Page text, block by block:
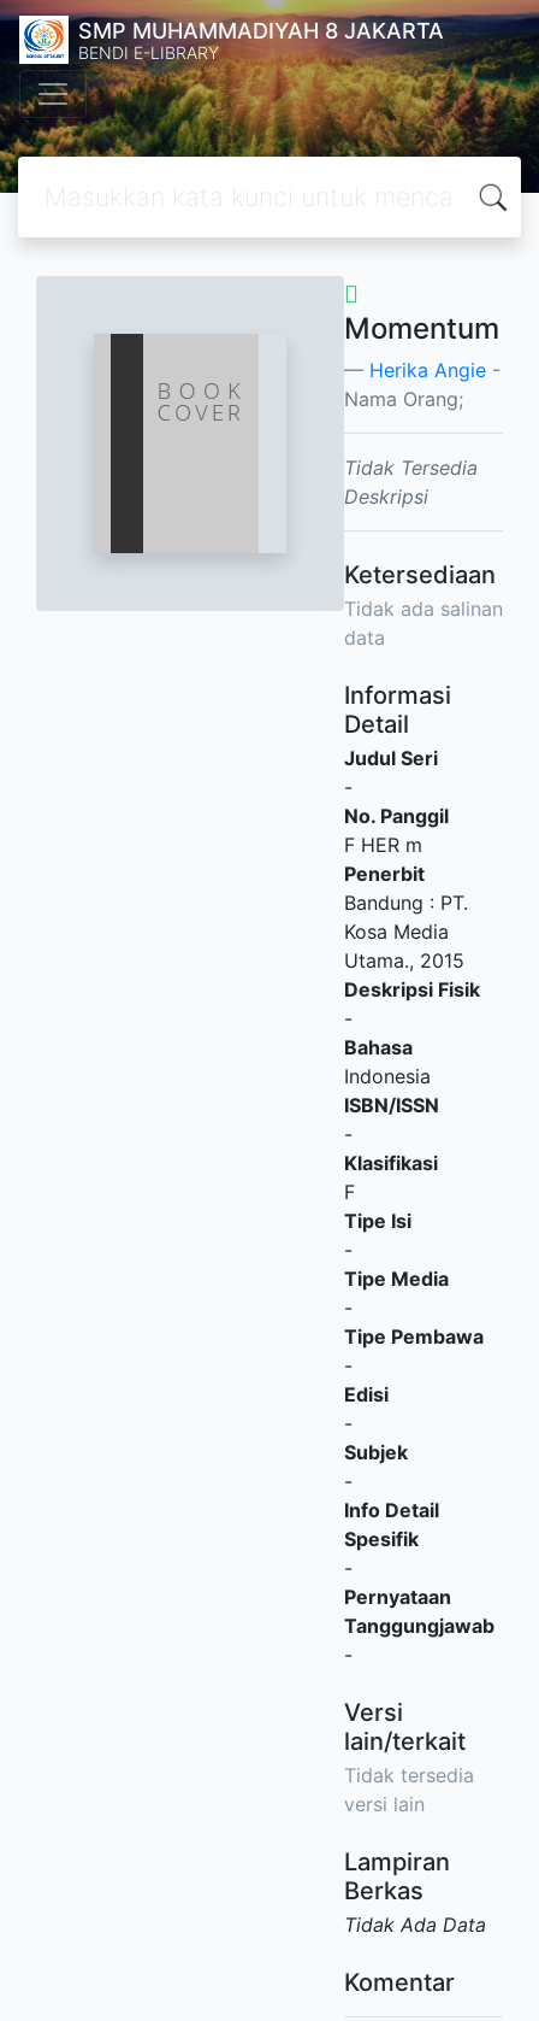
SMP MUHAMMADIYAH 8 JAKARTA
BENDI E-LIBRARY
Momentum
Herika Angie -
Nama Orang;
Tidak Tersedia
Deskripsi
Ketersediaan
Tidak ada salinan
data
Informasi
Detail
Judul Seri
-
No. Panggil
F HER m
Penerbit
Bandung : PT.
Kosa Media
Utama., 2015
Deskripsi Fisik
-
Bahasa
Indonesia
ISBN/ISSN
-
Klasifikasi
F
Tipe Isi
-
Tipe Media
-
Tipe Pembawa
-
Edisi
-
Subjek
-
Info Detail
Spesifik
-
Pernyataan
Tanggungjawab
-
Versi
lain/terkait
Tidak tersedia
versi lain
Lampiran
Berkas
Tidak Ada Data
Komentar